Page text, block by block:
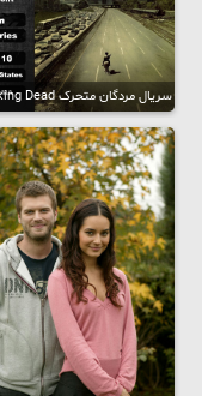
سریال مردگان متحرک The Walking Dead